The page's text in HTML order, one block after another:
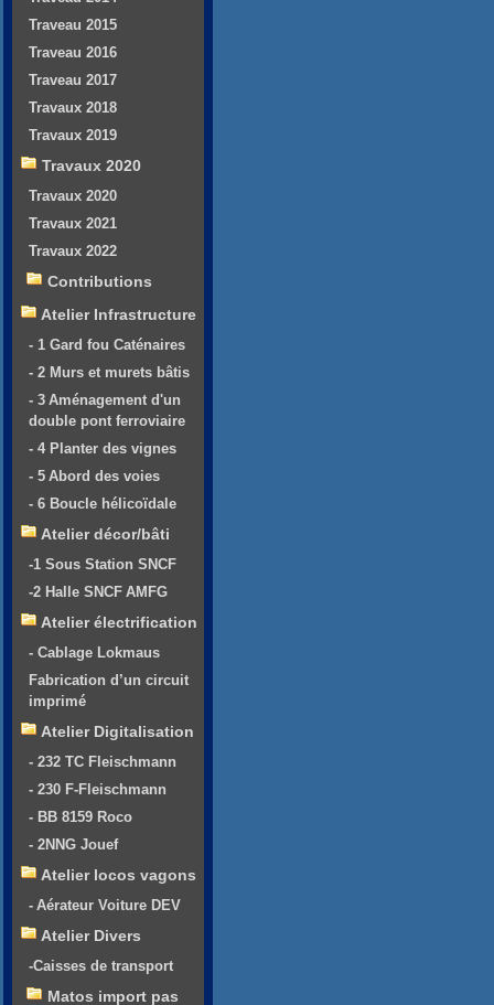
Traveau 2015
Traveau 2016
Traveau 2017
Travaux 2018
Travaux 2019
Travaux 2020
Travaux 2020
Travaux 2021
Travaux 2022
Contributions
Atelier Infrastructure
- 1 Gard fou Caténaires
- 2 Murs et murets bâtis
- 3 Aménagement d'un
double pont ferroviaire
- 4 Planter des vignes
- 5 Abord des voies
- 6 Boucle hélicoïdale
Atelier décor/bâti
-1 Sous Station SNCF
-2 Halle SNCF AMFG
Atelier électrification
- Cablage Lokmaus
Fabrication d’un circuit
imprimé
Atelier Digitalisation
- 232 TC Fleischmann
- 230 F-Fleischmann
- BB 8159 Roco
- 2NNG Jouef
Atelier locos vagons
- Aérateur Voiture DEV
Atelier Divers
-Caisses de transport
Matos import pas